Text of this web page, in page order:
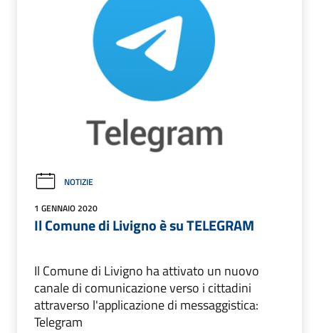
NOTIZIE
1 GENNAIO 2020
Il Comune di Livigno è su TELEGRAM
Il Comune di Livigno ha attivato un nuovo
canale di comunicazione verso i cittadini
attraverso l'applicazione di messaggistica:
Telegram